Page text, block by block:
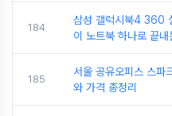
184
삼성 갤럭시북4 360
이 노트북 하나로 끝
185
서울 공유오피스 스파
와 가격 총정리